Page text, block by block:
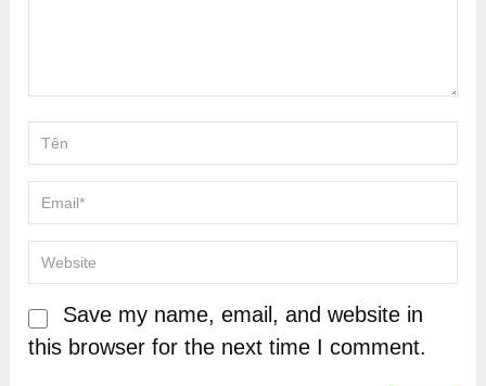
Save my name, email, and website in
this browser for the next time I comment.